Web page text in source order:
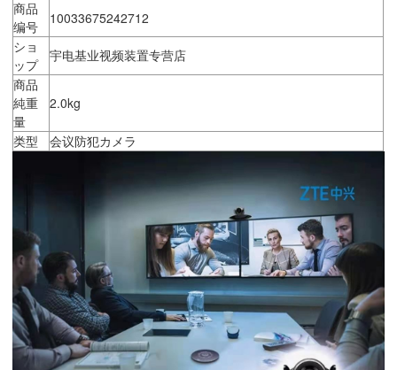
商品
编号
10033675242712
ショ
ップ
宇电基业视频装置专营店
商品
純重
量
2.0kg
类型 会议防犯カメラ